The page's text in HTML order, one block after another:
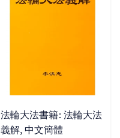
法輪大法書籍: 法輪大法
義解, 中文簡體